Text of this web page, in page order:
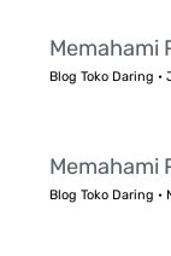
Memahami
Blog Toko Daring •
Memahami
Blog Toko Daring •